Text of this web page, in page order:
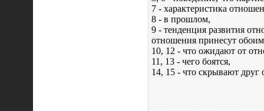
7 - характеристика
8 - в прошлом,
9 - тенденция развития
отношения принесут
10, 12 - что ожидают от
11, 13 - чего боятся,
14, 15 - что скрывают друг